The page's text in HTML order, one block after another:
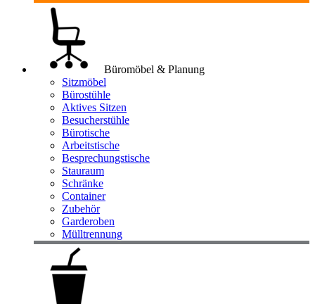
Büromöbel & Planung
Sitzmöbel
Bürostühle
Aktives Sitzen
Besucherstühle
Bürotische
Arbeitstische
Besprechungstische
Stauraum
Schränke
Container
Zubehör
Garderoben
Mülltrennung